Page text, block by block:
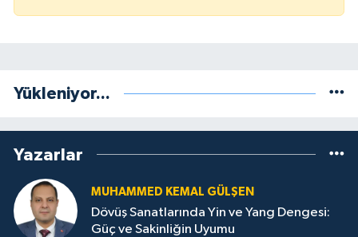
Yükleniyor...
Yazarlar
MUHAMMED KEMAL GÜLŞEN
Dövüş Sanatlarında Yin ve Yang Dengesi:
Güç ve Sakinliğin Uyumu